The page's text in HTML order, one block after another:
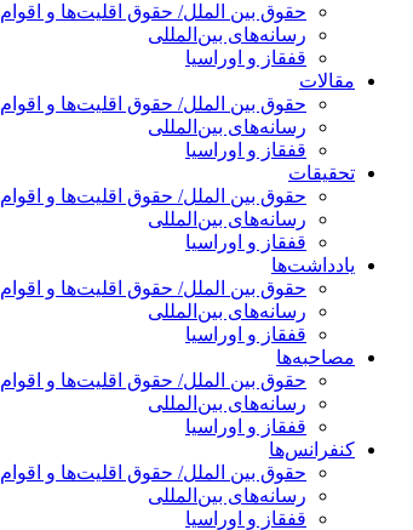
حقوق بین الملل/ حقوق اقلیت‌ها و اقوام
رسانه‌های بین‌المللی
قفقاز و اوراسیا
مقالات
حقوق بین الملل/ حقوق اقلیت‌ها و اقوام
رسانه‌های بین‌المللی
قفقاز و اوراسیا
تحقیقات
حقوق بین الملل/ حقوق اقلیت‌ها و اقوام
رسانه‌های بین‌المللی
قفقاز و اوراسیا
یادداشت‌ها
حقوق بین الملل/ حقوق اقلیت‌ها و اقوام
رسانه‌های بین‌المللی
قفقاز و اوراسیا
مصاحبه‌ها
حقوق بین الملل/ حقوق اقلیت‌ها و اقوام
رسانه‌های بین‌المللی
قفقاز و اوراسیا
کنفرانس‌ها
حقوق بین الملل/ حقوق اقلیت‌ها و اقوام
رسانه‌های بین‌المللی
قفقاز و اوراسیا